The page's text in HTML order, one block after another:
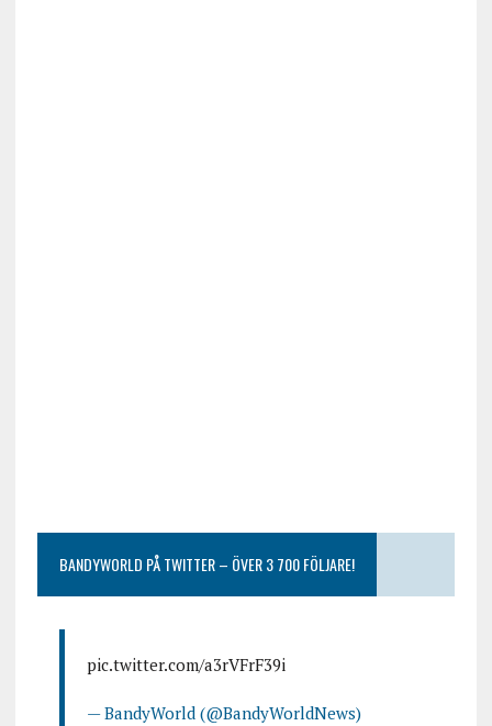
BANDYWORLD PÅ TWITTER – ÖVER 3 700 FÖLJARE!
pic.twitter.com/a3rVFrF39i
— BandyWorld (@BandyWorldNews)